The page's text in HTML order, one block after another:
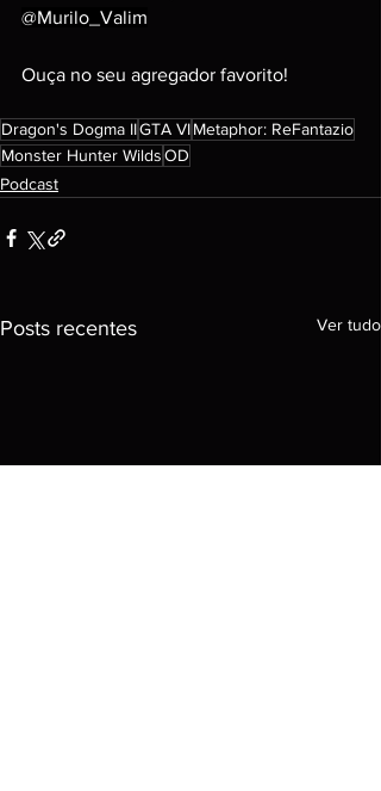
@Murilo_Valim
Ouça no seu agregador favorito!
Dragon's Dogma IIGTA VIMetaphor: ReFantazio
Monster Hunter WildsOD
Podcast
Posts recentes Ver tudo